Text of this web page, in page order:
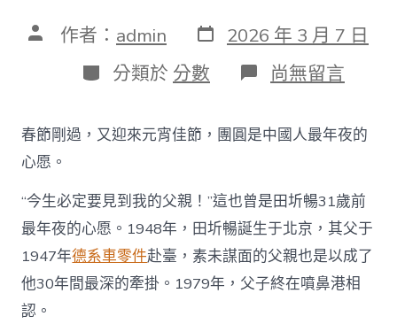
文 作者： admin 發
表
日
期
2026 年 3 月 7 日
分
類
分類於 分數 在
〈“兩
信
使”
暢：
四
十
OSDER
奧
斯
尚無留言
春節剛過，又迎來元宵佳節，團圓是中國人最年夜的
心愿。
“今生必定要見到我的父親！”這也曾是田圻暢31歲前
最年夜的心愿。1948年，田圻暢誕生于北京，其父于
1947年德系車零件赴臺，素未謀面的父親也是以成了
他30年間最深的牽掛。1979年，父子終在噴鼻港相
認。